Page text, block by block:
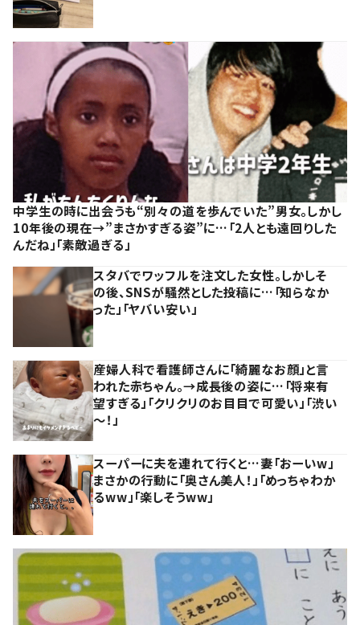
中学生の時に出会うも“別々の道を歩んでいた”男女。しかし
10年後の現在→”まさかすぎる姿”に…「2人とも遠回りした
んだね」「素敵過ぎる」
スタバでワッフルを注文した女性。しかしそ
の後、SNSが騒然とした投稿に…「知らなか
った」「ヤバい安い」
産婦人科で看護師さんに「綺麗なお顔」と言
われた赤ちゃん。→成長後の姿に…「将来有
望すぎる」「クリクリのお目目で可愛い」「渋い
～！」
スーパーに夫を連れて行くと…妻「おーいw」
まさかの行動に「奥さん美人！」「めっちゃわか
るww」「楽しそうww」